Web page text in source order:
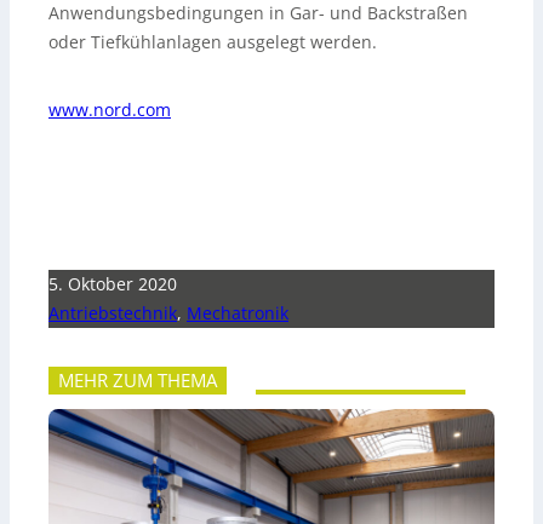
Anwendungsbedingungen in Gar- und Backstraßen
oder Tiefkühlanlagen ausgelegt werden.
www.nord.com
5. Oktober 2020
Antriebstechnik, Mechatronik
MEHR ZUM THEMA